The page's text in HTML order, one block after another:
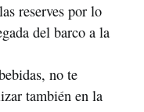
reserves por lo
del barco a la
no te
también en la